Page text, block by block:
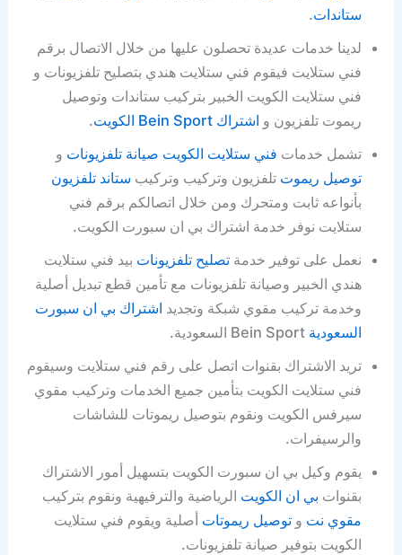
ستاندات.
لدينا خدمات عديدة تحصلون عليها من خلال الاتصال برقم
فني ستلايت فيقوم فني ستلايت هندي بتصليح تلفزيونات و
فني ستلايت الكويت الخبير بتركيب ستاندات وتوصيل
ريموت تلفزيون و اشتراك Bein Sport الكويت
.
تشمل خدمات فني ستلايت الكويت صيانة تلفزيونات و
توصيل ريموت تلفزيون وتركيب وتركيب ستاند تلفزيون
بأنواعه ثابت ومتحرك ومن خلال اتصالكم برقم فني
ستلايت نوفر خدمة اشتراك بي ان سبورت الكويت.
نعمل على توفير خدمةتصليح تلفزيونات بيد فني ستلايت
هندي الخبير وصيانة تلفزيونات مع تأمين قطع تبديل أصلية
وخدمة تركيب مقوي شبكة وتجديد اشتراك بي ان سبورت
السعودية Bein Sport السعودية.
تريد الاشتراك بقنوات اتصل على رقم فني ستلايت وسيقوم
فني ستلايت الكويت بتأمين جميع الخدمات وتركيب مقوي
سيرفس الكويت ونقوم بتوصيل ريموتات للشاشات
والرسيفرات.
يقوم وكيل بي ان سبورت الكويت بتسهيل أمور الاشتراك
بقنوات بي ان الكويت الرياضية والترفيهية ونقوم بتركيب
مقوي نت وتوصيل ريموتات أصلية ويقوم فني ستلايت
الكويت بتوفير صيانة تلفزيونات.